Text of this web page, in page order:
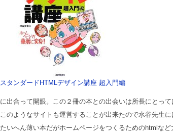
スタンダードHTMLデザイン講座 超入門編
に出合って開眼。この２冊の本との出会いは所長にとって
このようなサイトも運営することが出来たので水谷先生に
たいへん薄い本だがホームページをつくるためのhtmlな